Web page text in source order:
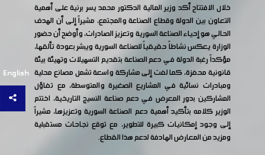
English
خلال الافتتاح أكد وزير المالية الدكتور محمد يسر برنية على أهمية
التعاون بين الدولة وقطاع الصناعة والمجتمع، مشيراً إلى أن الهدف
الحالي هو إحياء الصناعة السورية وتعزيز الصادرات، وأوضح أن حضور
الوزارة يعكس نشاطاً حقيقياً للصناعة السورية ويبشر بعودة تألقها،
مؤكداً رغبة الدولة في دعم الصناعة بتقديم التسهيلات وتهيئة بيئة
قانونية محفزة، كما لفت إلى مشاركة واسعة تشمل مصانع محلية
ومبادرات نسائية في المشاريع الصغيرة والمتوسطة، مع تفاؤل
المشاركين بدور المعرض في دعم صناعة النسيج التاريخية، اختتم
الوزير كلامه بتأكيد أهمية دعم الصناعة السورية وتعزيزها، مشيراً
إلى وجود إمكانيات كبيرة للتطوير، مع توقع نجاحات مستقبلية
ومزيد من المعارض الهادفة لدعم هذا القطاع.